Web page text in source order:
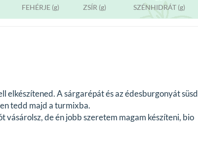
FEHÉRJE (g)
ZSÍR (g)
SZÉNHIDRÁT (g)
elkészítened. A sárgarépát és az édesburgonyát süsd
tedd majd a turmixba.
vásárolsz, de én jobb szeretem magam készíteni, bio